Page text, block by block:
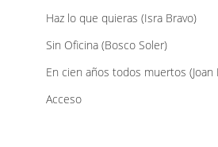
Haz lo que quieras (Isra Bravo)
Sin Oficina (Bosco Soler)
En cien años todos muertos (Joan
Acceso